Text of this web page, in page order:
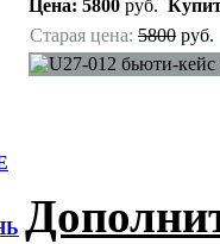
Цена: 5800 руб.
Старая цена: 5800 руб.